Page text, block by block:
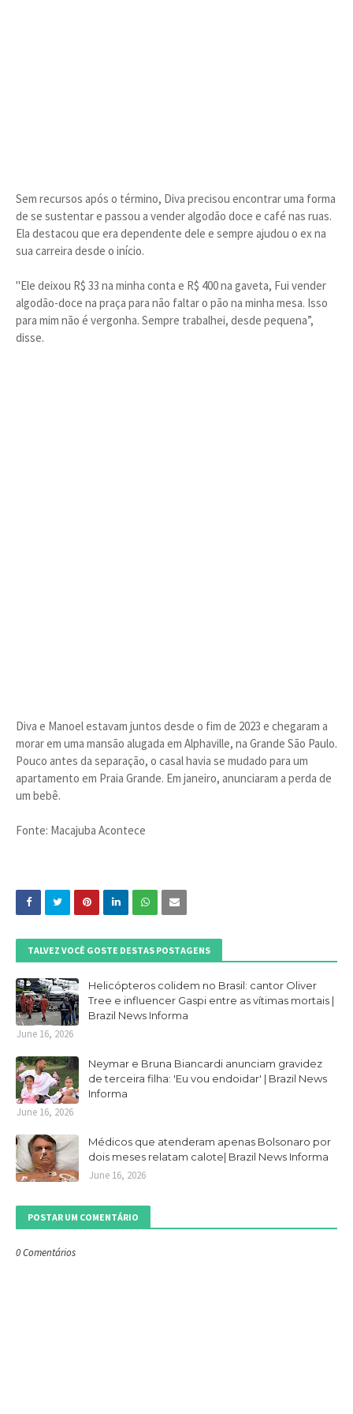
Sem recursos após o término, Diva precisou encontrar uma forma
de se sustentar e passou a vender algodão doce e café nas ruas.
Ela destacou que era dependente dele e sempre ajudou o ex na
sua carreira desde o início.
"Ele deixou R$ 33 na minha conta e R$ 400 na gaveta, Fui vender
algodão-doce na praça para não faltar o pão na minha mesa. Isso
para mim não é vergonha. Sempre trabalhei, desde pequena”,
disse.
Diva e Manoel estavam juntos desde o fim de 2023 e chegaram a
morar em uma mansão alugada em Alphaville, na Grande São Paulo.
Pouco antes da separação, o casal havia se mudado para um
apartamento em Praia Grande. Em janeiro, anunciaram a perda de
um bebê.
Fonte: Macajuba Acontece
TALVEZ VOCÊ GOSTE DESTAS POSTAGENS
Helicópteros colidem no Brasil: cantor Oliver
Tree e influencer Gaspi entre as vítimas mortais |
Brazil News Informa
June 16, 2026
Neymar e Bruna Biancardi anunciam gravidez
de terceira filha: 'Eu vou endoidar' | Brazil News
Informa
June 16, 2026
Médicos que atenderam apenas Bolsonaro por
dois meses relatam calote| Brazil News Informa
June 16, 2026
POSTAR UM COMENTÁRIO
0 Comentários